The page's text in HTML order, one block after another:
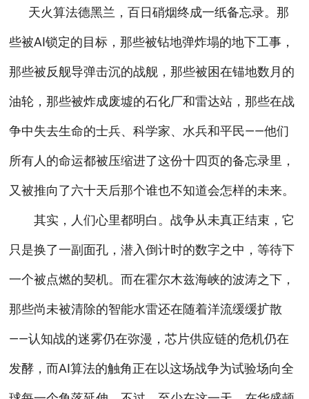
天火算法德黑兰，百日硝烟终成一纸备忘录。那
些被AI锁定的目标，那些被钻地弹炸塌的地下工事，
那些被反舰导弹击沉的战舰，那些被困在锚地数月的
油轮，那些被炸成废墟的石化厂和雷达站，那些在战
争中失去生命的士兵、科学家、水兵和平民——他们
所有人的命运都被压缩进了这份十四页的备忘录里，
又被推向了六十天后那个谁也不知道会怎样的未来。
其实，人们心里都明白。战争从未真正结束，它
只是换了一副面孔，潜入倒计时的数字之中，等待下
一个被点燃的契机。而在霍尔木兹海峡的波涛之下，
那些尚未被清除的智能水雷还在随着洋流缓缓扩散
——认知战的迷雾仍在弥漫，芯片供应链的危机仍在
发酵，而AI算法的触角正在以这场战争为试验场向全